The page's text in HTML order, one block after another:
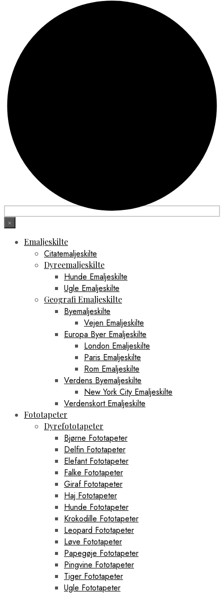
×
Emaljeskilte
Citatemaljeskilte
Dyreemaljeskilte
Hunde Emaljeskilte
Ugle Emaljeskilte
Geografi Emaljeskilte
Byemaljeskilte
Vejen Emaljeskilte
Europa Byer Emaljeskilte
London Emaljeskilte
Paris Emaljeskilte
Rom Emaljeskilte
Verdens Byemaljeskilte
New York City Emaljeskilte
Verdenskort Emaljeskilte
Fototapeter
Dyrefototapeter
Bjørne Fototapeter
Delfin Fototapeter
Elefant Fototapeter
Falke Fototapeter
Giraf Fototapeter
Haj Fototapeter
Hunde Fototapeter
Krokodille Fototapeter
Leopard Fototapeter
Løve Fototapeter
Papegøje Fototapeter
Pingvine Fototapeter
Tiger Fototapeter
Ugle Fototapeter